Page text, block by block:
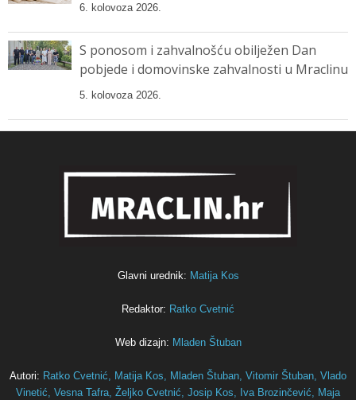
6. kolovoza 2026.
S ponosom i zahvalnošću obilježen Dan
pobjede i domovinske zahvalnosti u Mraclinu
5. kolovoza 2026.
Glavni urednik: Matija Kos
Redaktor: Ratko Cvetnić
Web dizajn: Mladen Štuban
Autori: Ratko Cvetnić, Matija Kos, Mladen Štuban, Vitomir Štuban, Vlado
Vinetić, Vesna Tafra, Željko Cvetnić, Josip Kos, Iva Brozinčević, Maja